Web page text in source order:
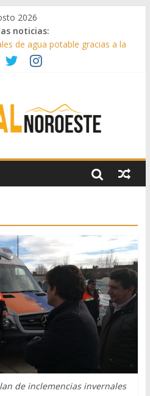
2026
noticias:
de agua potable gracias a la
II
la historia taurina de Casavieja
llega al ecuador de su VII
de inclemencias invernales